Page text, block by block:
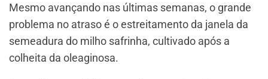
Mesmo avançando nas últimas semanas, o grande
problema no atraso é o estreitamento da janela da
semeadura do milho safrinha, cultivado após a
colheita da oleaginosa.